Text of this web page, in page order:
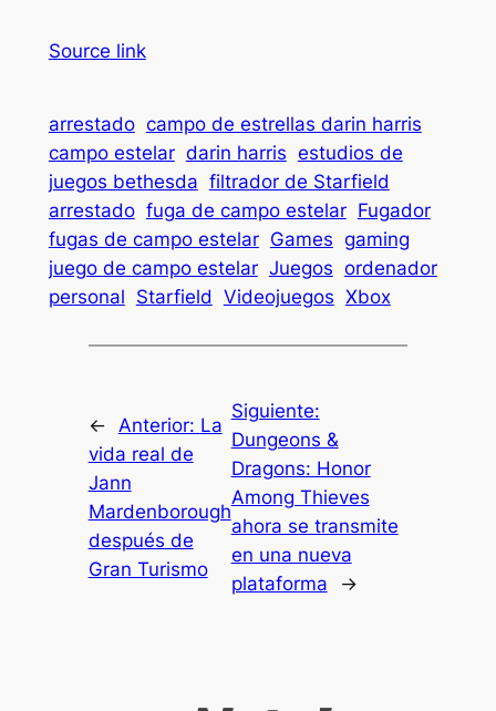
Source link
arrestado campo de estrellas darin harris
campo estelar darin harris estudios de
juegos bethesda filtrador de Starfield
arrestado fuga de campo estelar Fugador
fugas de campo estelar Games gaming
juego de campo estelar Juegos ordenador
personal Starfield Videojuegos Xbox
← Anterior: La
vida real de
Jann
Mardenborough
después de
Gran Turismo
Siguiente:
Dungeons &
Dragons: Honor
Among Thieves
ahora se transmite
en una nueva
plataforma
→